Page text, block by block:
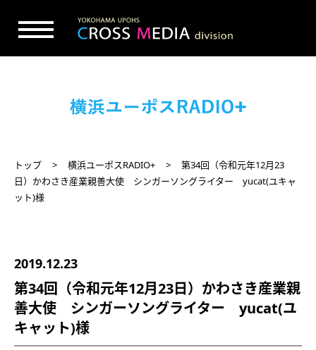
トップ 横浜ユーポスRADIO+
第34回（令和元年12月23
日）かわさき産業親善大使 シンガーソングライター yucat(ユキャ
ット)様
2019.12.23
第34回（令和元年12月23日）かわさき産業親
善大使 シンガーソングライター yucat(ユ
キャット)様